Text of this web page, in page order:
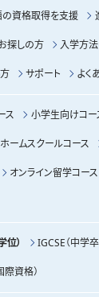
の資格取得を支援
探しの方 入学方
サポート よく
ス 小学生向けコー
ホームスクールコース
オンライン留学コース
位） IGCSE（中学
資格）